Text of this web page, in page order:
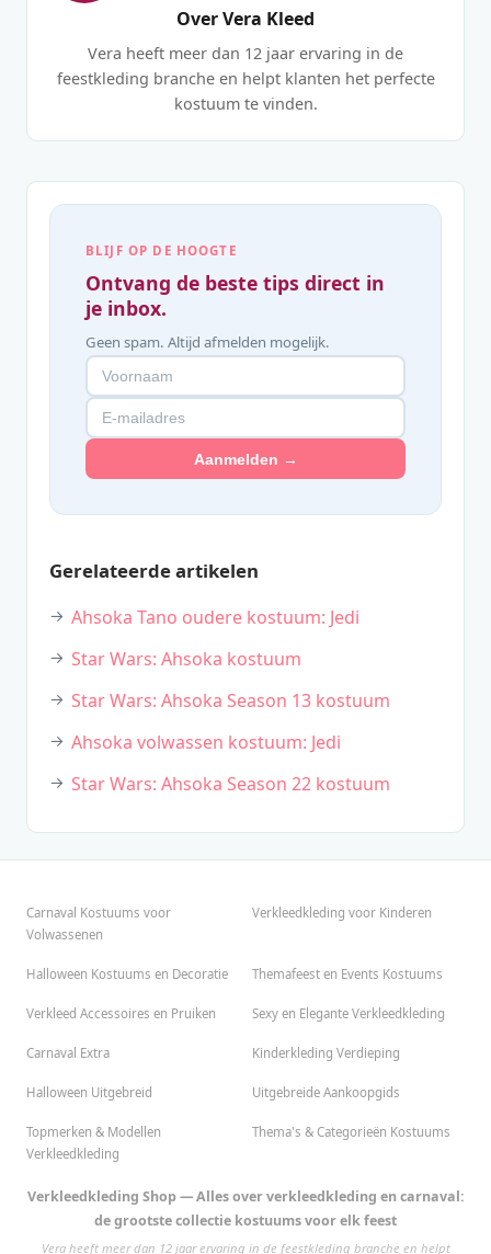
Over Vera Kleed
Vera heeft meer dan 12 jaar ervaring in de
feestkleding branche en helpt klanten het perfecte
kostuum te vinden.
BLIJF OP DE HOOGTE
Ontvang de beste tips direct in
je inbox.
Geen spam. Altijd afmelden mogelijk.
Aanmelden →
Gerelateerde artikelen
Ahsoka Tano oudere kostuum: Jedi
Star Wars: Ahsoka kostuum
Star Wars: Ahsoka Season 13 kostuum
Ahsoka volwassen kostuum: Jedi
Star Wars: Ahsoka Season 22 kostuum
Carnaval Kostuums voor
Volwassenen
Verkleedkleding voor Kinderen
Halloween Kostuums en Decoratie Themafeest en Events Kostuums
Verkleed Accessoires en Pruiken Sexy en Elegante Verkleedkleding
Carnaval Extra Kinderkleding Verdieping
Halloween Uitgebreid Uitgebreide Aankoopgids
Topmerken & Modellen
Verkleedkleding
Thema's & Categorieën Kostuums
Verkleedkleding Shop — Alles over verkleedkleding en carnaval:
de grootste collectie kostuums voor elk feest
Vera heeft meer dan 12 jaar ervaring in de feestkleding branche en helpt